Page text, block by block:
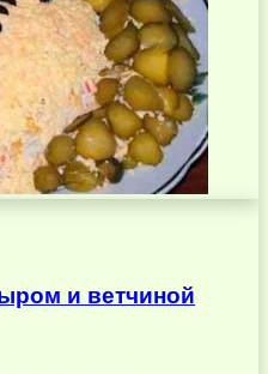
и ветчиной